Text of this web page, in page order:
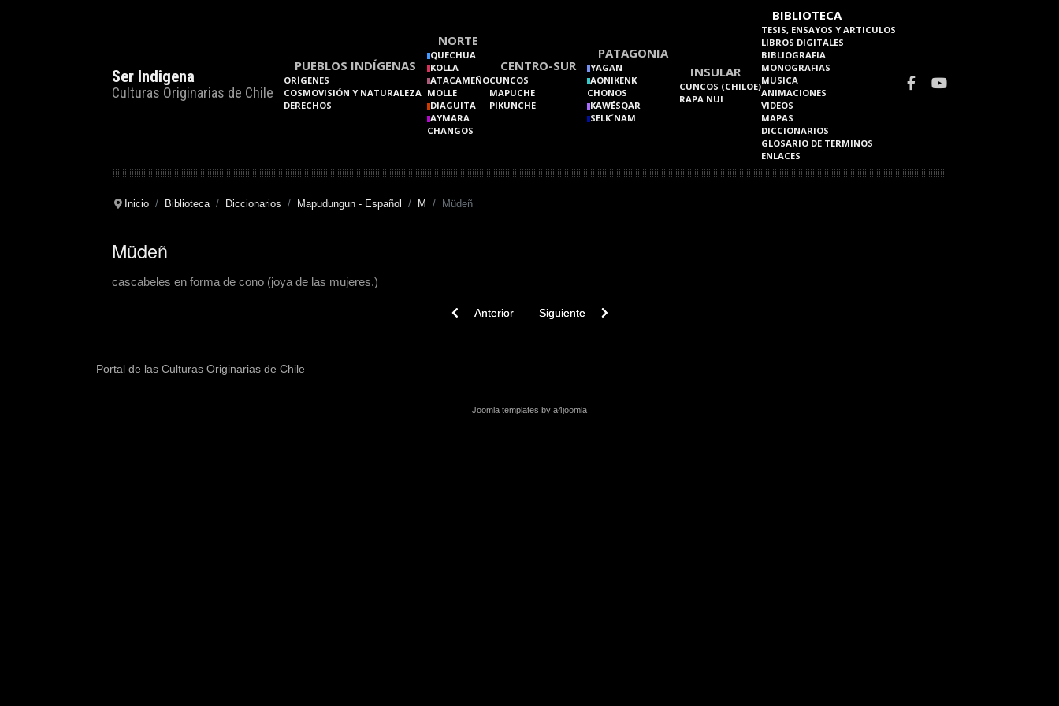
Ser Indigena
Culturas Originarias de Chile
PUEBLOS INDÍGENAS
ORÍGENES
COSMOVISIÓN Y NATURALEZA
DERECHOS
NORTE
QUECHUA
KOLLA
ATACAMEÑO
MOLLE
DIAGUITA
AYMARA
CHANGOS
CENTRO-SUR
CUNCOS
MAPUCHE
PIKUNCHE
PATAGONIA
YAGAN
AONIKENK
CHONOS
KAWÉSQAR
SELK´NAM
INSULAR
CUNCOS (CHILOE)
RAPA NUI
BIBLIOTECA
TESIS, ENSAYOS Y ARTICULOS
LIBROS DIGITALES
BIBLIOGRAFIA
MONOGRAFIAS
MUSICA
ANIMACIONES
VIDEOS
MAPAS
DICCIONARIOS
GLOSARIO DE TERMINOS
ENLACES
Inicio Biblioteca Diccionarios Mapudungun - Español M Müdeñ
Müdeñ
cascabeles en forma de cono (joya de las mujeres.)
Previous article: Müchai
Anterior Next article: Mufü
Siguiente
Portal de las Culturas Originarias de Chile
Joomla templates by a4joomla